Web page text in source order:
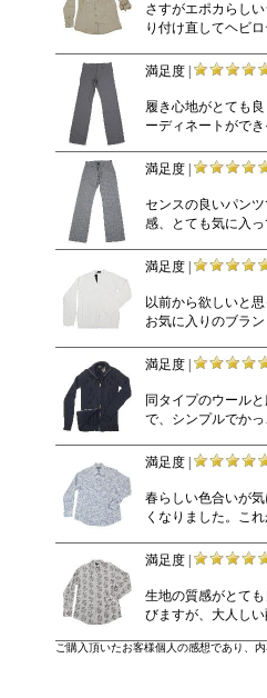
さすがエポカらし
り付け直してヘビロ
満足度 |
履き心地がとても
ーディネートができ
満足度 |
センスの良いパン
感、とても気に入
満足度 |
以前から欲しいと
お気に入りのブラ
満足度 |
同タイプのウール
で、シンプルでか
満足度 |
春らしい色合いが
くなりました。これ
満足度 |
生地の質感がとて
びますが、大人し
ご購入頂いたお客様個人の感想であり、